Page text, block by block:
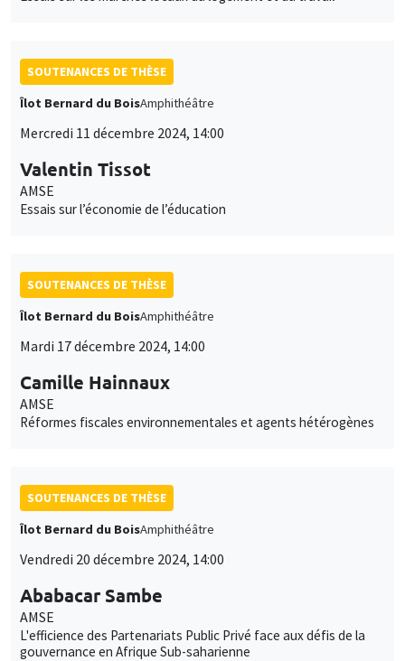
SOUTENANCES DE THÈSE
Îlot Bernard du BoisAmphithéâtre
Mercredi 11 décembre 2024, 14:00
Valentin Tissot
AMSE
Essais sur l’économie de l’éducation
SOUTENANCES DE THÈSE
Îlot Bernard du BoisAmphithéâtre
Mardi 17 décembre 2024, 14:00
Camille Hainnaux
AMSE
Réformes fiscales environnementales et agents hétérogènes
SOUTENANCES DE THÈSE
Îlot Bernard du BoisAmphithéâtre
Vendredi 20 décembre 2024, 14:00
Ababacar Sambe
AMSE
L'efficience des Partenariats Public Privé face aux défis de la
gouvernance en Afrique Sub-saharienne